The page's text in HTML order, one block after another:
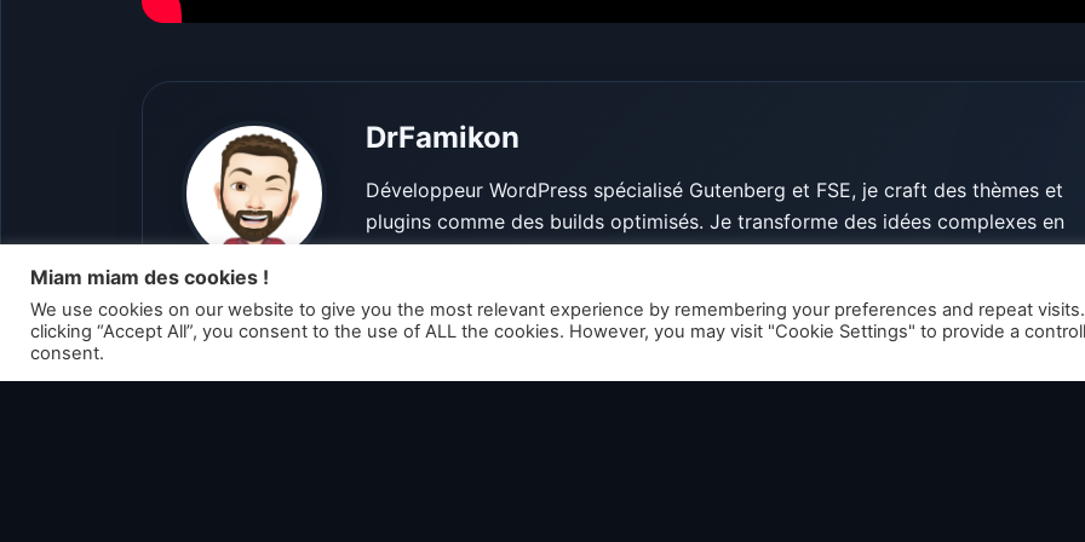
DrFamikon
Développeur WordPress spécialisé Gutenberg et FSE, je craft des thèmes et
plugins comme des builds optimisés. Je transforme des idées complexes en
expériences fluides, avec un code propre, moderne et pensé pour l’utilisateur
Miam miam des cookies !
We use cookies on our website to give you the most relevant experience by remembering your preferences and repeat
clicking “Accept All”, you consent to the use of ALL the cookies. However, you may visit "Cookie Settings" to provide a
consent.